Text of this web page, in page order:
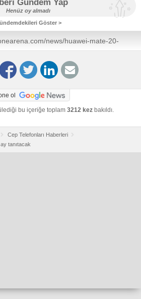
Gündem Yap
Henüz oy almadı
Göster >
news/huawei-mate-20-
980-ifa-announcement-
ol
bu içeriğe toplam 3212 kez bakıldı.
Cep Telefonları Haberleri
tanıtacak